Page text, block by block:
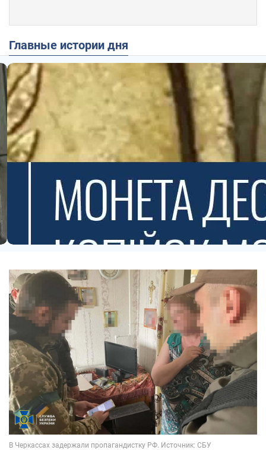
Главные истории дня